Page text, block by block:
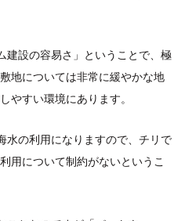
建設の容易さ」ということで、極
地については非常に緩やかな地
やすい環境にあります。
水の利用になりますので、チリで
用について制約がないというこ